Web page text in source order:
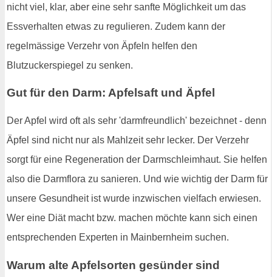
nicht viel, klar, aber eine sehr sanfte Möglichkeit um das
Essverhalten etwas zu regulieren. Zudem kann der
regelmässige Verzehr von Äpfeln helfen den
Blutzuckerspiegel zu senken.
Gut für den Darm: Apfelsaft und Äpfel
Der Apfel wird oft als sehr 'darmfreundlich' bezeichnet - denn
Äpfel sind nicht nur als Mahlzeit sehr lecker. Der Verzehr
sorgt für eine Regeneration der Darmschleimhaut. Sie helfen
also die Darmflora zu sanieren. Und wie wichtig der Darm für
unsere Gesundheit ist wurde inzwischen vielfach erwiesen.
Wer eine Diät macht bzw. machen möchte kann sich einen
entsprechenden Experten in Mainbernheim suchen.
Warum alte Apfelsorten gesünder sind